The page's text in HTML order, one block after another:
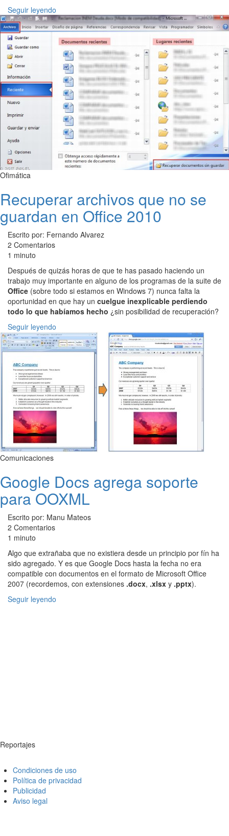
Seguir leyendo
Ofimática
Recuperar archivos que no se
guardan en Office 2010
Escrito por: Fernando Alvarez
2 Comentarios
1 minuto
Después de quizás horas de que te has pasado haciendo un
trabajo muy importante en alguno de los programas de la suite de
Office (sobre todo si estamos en Windows 7) nunca falta la
oportunidad en que hay un cuelgue inexplicable perdiendo
todo lo que habíamos hecho ¿sin posibilidad de recuperación?
Seguir leyendo
Comunicaciones
Google Docs agrega soporte
para OOXML
Escrito por: Manu Mateos
2 Comentarios
1 minuto
Algo que extrañaba que no existiera desde un principio por fín ha
sido agregado. Y es que Google Docs hasta la fecha no era
compatible con documentos en el formato de Microsoft Office
2007 (recordemos, con extensiones .docx, .xlsx y .pptx).
Seguir leyendo
Reportajes
Condiciones de uso
Política de privacidad
Publicidad
Aviso legal